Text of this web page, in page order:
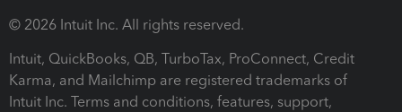
© 2026 Intuit Inc. All rights reserved.
Intuit, QuickBooks, QB, TurboTax, ProConnect, Credit
Karma, and Mailchimp are registered trademarks of
Intuit Inc. Terms and conditions, features, support,